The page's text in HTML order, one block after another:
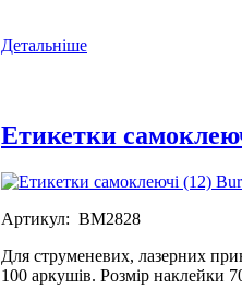
Детальніше
Етикетки
Артикул: BM2828
Для струменевих, лазерних
100 аркушів. Розмір наклейки